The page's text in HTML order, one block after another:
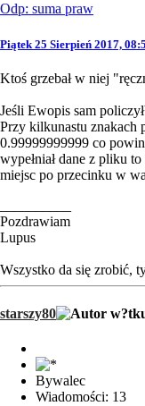
Odp: suma praw
Piątek 25 Sierpień 2017,
Ktoś grzebał w niej
Jeśli Ewopis sam
Przy kilkunastu znakach
0.99999999999 co
wypełniał dane z pliku
miejsc po przecinku w
Pozdrawiam
Lupus
Wszystko da się zrobić,
starszy80
Bywalec
Wiadomości: 13